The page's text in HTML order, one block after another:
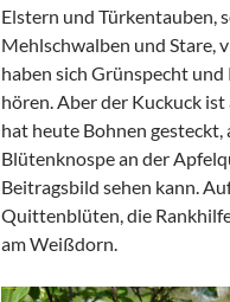
Elstern und Türkentauben,
Mehlschwalben und Stare,
haben sich Grünspecht
hören. Aber der Kuckuck
hat heute Bohnen
Blütenknospe an der
Beitragsbild sehen kann.
Quittenblüten, die
am Weißdorn.